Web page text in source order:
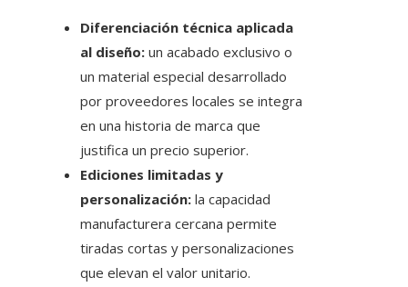
Diferenciación técnica aplicada
al diseño: un acabado exclusivo o
un material especial desarrollado
por proveedores locales se integra
en una historia de marca que
justifica un precio superior.
Ediciones limitadas y
personalización: la capacidad
manufacturera cercana permite
tiradas cortas y personalizaciones
que elevan el valor unitario.